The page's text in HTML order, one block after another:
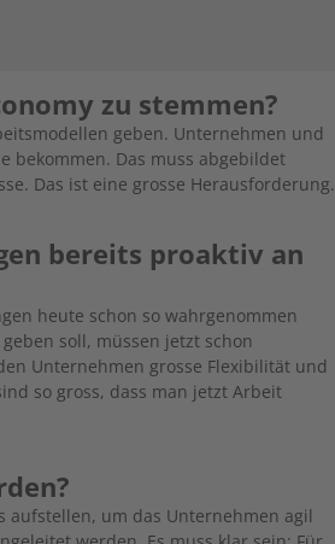
zu stemmen?
geben. Unternehmen und
bekommen. Das muss abgebildet
Das ist eine grosse Herausforderung.
bereits proaktiv an
heute schon so wahrgenommen
soll, müssen jetzt schon
Unternehmen grosse Flexibilität und
so gross, dass man jetzt Arbeit
aufstellen, um das Unternehmen agil